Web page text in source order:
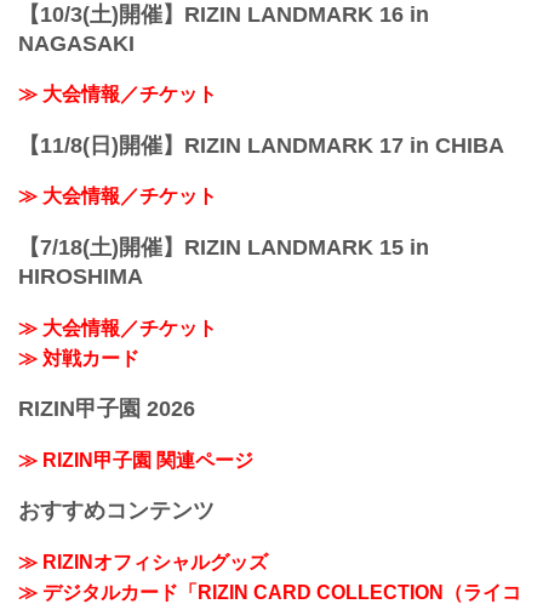
【10/3(土)開催】RIZIN LANDMARK 16 in
NAGASAKI
≫ 大会情報／チケット
【11/8(日)開催】RIZIN LANDMARK 17 in CHIBA
≫ 大会情報／チケット
【7/18(土)開催】RIZIN LANDMARK 15 in
HIROSHIMA
≫ 大会情報／チケット
≫ 対戦カード
RIZIN甲子園 2026
≫ RIZIN甲子園 関連ページ
おすすめコンテンツ
≫ RIZINオフィシャルグッズ
≫ デジタルカード「RIZIN CARD COLLECTION（ライコ